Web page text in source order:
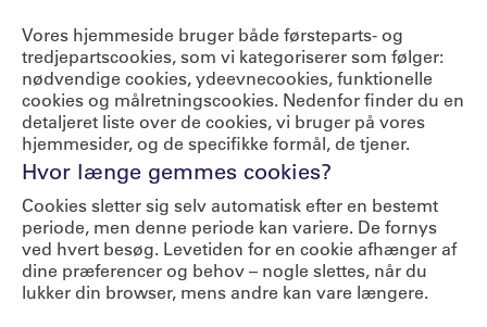
Vores hjemmeside bruger både førsteparts- og
tredjepartscookies, som vi kategoriserer som følger:
nødvendige cookies, ydeevnecookies, funktionelle
cookies og målretningscookies. Nedenfor finder du en
detaljeret liste over de cookies, vi bruger på vores
hjemmesider, og de specifikke formål, de tjener.
Hvor længe gemmes cookies?
Cookies sletter sig selv automatisk efter en bestemt
periode, men denne periode kan variere. De fornys
ved hvert besøg. Levetiden for en cookie afhænger af
dine præferencer og behov – nogle slettes, når du
lukker din browser, mens andre kan vare længere.